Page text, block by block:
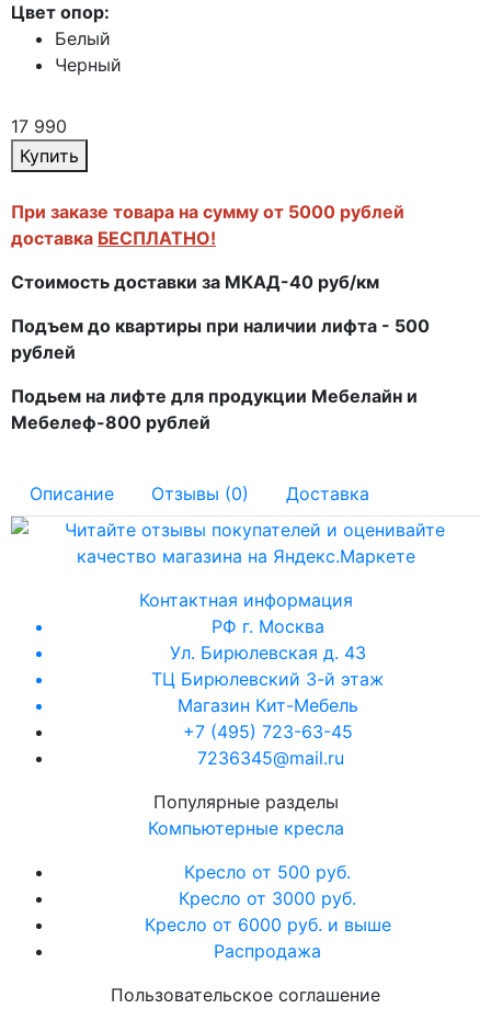
Цвет опор:
Белый
Черный
17 990
Купить
При заказе товара на сумму от 5000 рублей
доставка БЕСПЛАТНО!
Стоимость доставки за МКАД-40 руб/км
Подъем до квартиры при наличии лифта - 500
рублей
Подьем на лифте для продукции Мебелайн и
Мебелеф-800 рублей
Описание Отзывы (0) Доставка
Контактная информация
РФ г. Москва
Ул. Бирюлевская д. 43
ТЦ Бирюлевский 3-й этаж
Магазин Кит-Мебель
+7 (495) 723-63-45
7236345@mail.ru
Популярные разделы
Компьютерные кресла
Кресло от 500 руб.
Кресло от 3000 руб.
Кресло от 6000 руб. и выше
Распродажа
Пользовательское соглашение